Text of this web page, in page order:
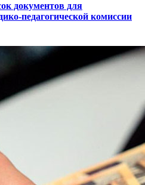
документов для
педагогической комиссии